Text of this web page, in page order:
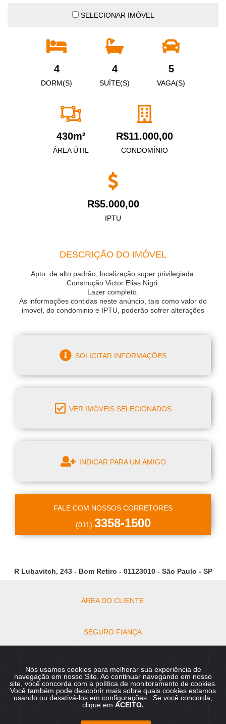
SELECIONAR IMÓVEL
4
DORM(S)
4
SUÍTE(S)
5
VAGA(S)
430m²
ÁREA ÚTIL
R$11.000,00
CONDOMÍNIO
R$5.000,00
IPTU
DESCRIÇÃO DO IMÓVEL
Apto. de alto padrão, localização super privilegiada.
Construção Victor Elias Nigri.
Lazer completo.
As informações contidas neste anúncio, tais como valor do
imovel, do condominio e IPTU, poderão sofrer alterações
SOLICITAR INFORMAÇÕES
VER IMÓVEIS SELECIONADOS
INDICAR PARA UM AMIGO
FALE COM NOSSOS CORRETORES
(011) 3358-1500
Nós usamos cookies para melhorar sua experiência de
navegação em nosso Site. Ao continuar navegando em nosso
site, você concorda com a política de monitoramento de cookies.
Você também pode descobrir mais sobre quais cookies estamos
usando ou desativá-los em configurações
. Se você concorda,
clique em ACEITO.
R Lubavitch, 243 - Bom Retiro - 01123010 - São Paulo - SP
ÁREA DO CLIENTE
SEGURO FIANÇA
Copyright © 2026 - Rebeca Administração Personalizada de
Imóveis :: CRECI 4380-J Todos os direitos reservados.